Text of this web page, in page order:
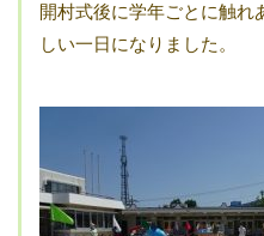
開村式後に学年ごとに触れ
しい一日になりました。